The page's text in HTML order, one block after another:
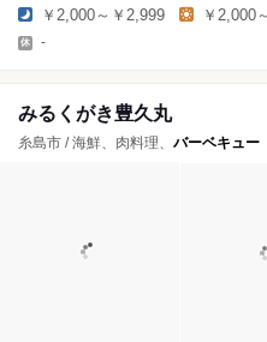
￥2,000～￥2,999 ￥2,000
-
みるくがき豊久丸
糸島市 / 海鮮、肉料理、 バーベキュー